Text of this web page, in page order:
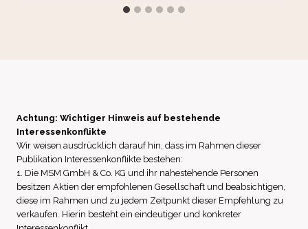
Achtung: Wichtiger Hinweis auf bestehende
Interessenkonflikte
Wir weisen ausdrücklich darauf hin, dass im Rahmen dieser
Publikation Interessenkonflikte bestehen:
1. Die MSM GmbH & Co. KG und ihr nahestehende Personen
besitzen Aktien der empfohlenen Gesellschaft und beabsichtigen,
diese im Rahmen und zu jedem Zeitpunkt dieser Empfehlung zu
verkaufen. Hierin besteht ein eindeutiger und konkreter